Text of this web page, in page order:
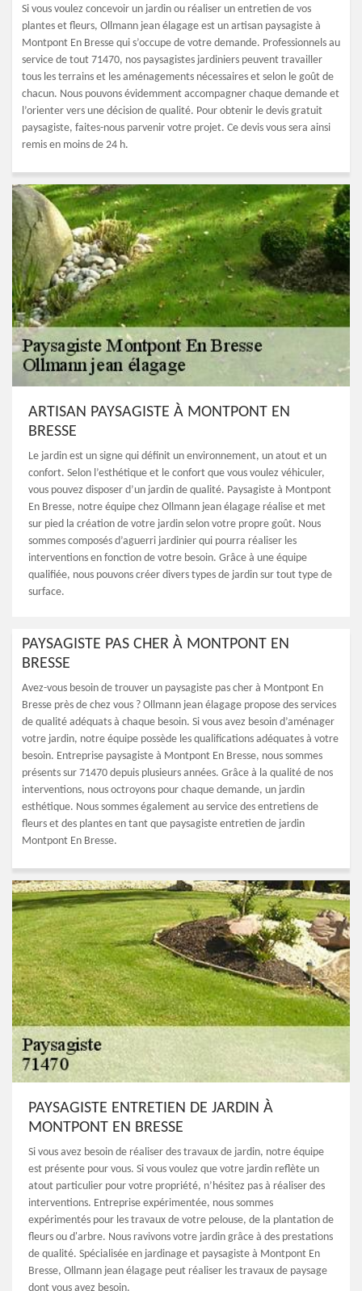
Si vous voulez concevoir un jardin ou réaliser un entretien de vos
plantes et fleurs, Ollmann jean élagage est un artisan paysagiste à
Montpont En Bresse qui s’occupe de votre demande. Professionnels au
service de tout 71470, nos paysagistes jardiniers peuvent travailler
tous les terrains et les aménagements nécessaires et selon le goût de
chacun. Nous pouvons évidemment accompagner chaque demande et
l’orienter vers une décision de qualité. Pour obtenir le devis gratuit
paysagiste, faites-nous parvenir votre projet. Ce devis vous sera ainsi
remis en moins de 24 h.
ARTISAN PAYSAGISTE À MONTPONT EN
BRESSE
Le jardin est un signe qui définit un environnement, un atout et un
confort. Selon l’esthétique et le confort que vous voulez véhiculer,
vous pouvez disposer d’un jardin de qualité. Paysagiste à Montpont
En Bresse, notre équipe chez Ollmann jean élagage réalise et met
sur pied la création de votre jardin selon votre propre goût. Nous
sommes composés d’aguerri jardinier qui pourra réaliser les
interventions en fonction de votre besoin. Grâce à une équipe
qualifiée, nous pouvons créer divers types de jardin sur tout type de
surface.
PAYSAGISTE PAS CHER À MONTPONT EN
BRESSE
Avez-vous besoin de trouver un paysagiste pas cher à Montpont En
Bresse près de chez vous ? Ollmann jean élagage propose des services
de qualité adéquats à chaque besoin. Si vous avez besoin d’aménager
votre jardin, notre équipe possède les qualifications adéquates à votre
besoin. Entreprise paysagiste à Montpont En Bresse, nous sommes
présents sur 71470 depuis plusieurs années. Grâce à la qualité de nos
interventions, nous octroyons pour chaque demande, un jardin
esthétique. Nous sommes également au service des entretiens de
fleurs et des plantes en tant que paysagiste entretien de jardin
Montpont En Bresse.
PAYSAGISTE ENTRETIEN DE JARDIN À
MONTPONT EN BRESSE
Si vous avez besoin de réaliser des travaux de jardin, notre équipe
est présente pour vous. Si vous voulez que votre jardin reflète un
atout particulier pour votre propriété, n’hésitez pas à réaliser des
interventions. Entreprise expérimentée, nous sommes
expérimentés pour les travaux de votre pelouse, de la plantation de
fleurs ou d'arbre. Nous ravivons votre jardin grâce à des prestations
de qualité. Spécialisée en jardinage et paysagiste à Montpont En
Bresse, Ollmann jean élagage peut réaliser les travaux de paysage
dont vous avez besoin.